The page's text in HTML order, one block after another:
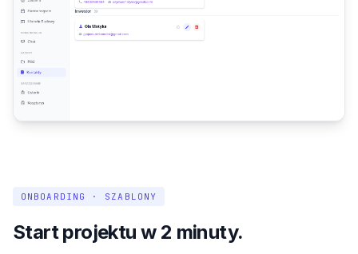
ONBOARDING · SZABLONY
Start projektu w 2 minuty.